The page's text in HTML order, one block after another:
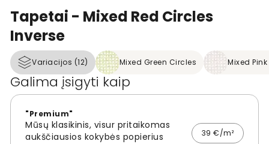
Tapetai - Mixed Red Circles
Inverse
Variacijos (12) Mixed Green Circles Mixed
Galima įsigyti kaip
"Premium"
Mūsų klasikinis, visur pritaikomas
aukščiausios kokybės popierius
39 €/m²